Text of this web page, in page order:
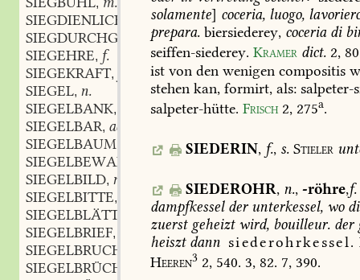
,
SIEGDIENLICH
adj.
SIEGDURCHGLÜHT,adj.
SIEGEHRE, f.
SIEGEKRAFT,
SIEGEL, n.
SIEGELBANK,
SIEGELBAR, adj.
SIEGELBAUM
SIEGELBEWAHRER
m.
SIEGELBILD, n.
SIEGELBITTE,
SIEGELBLÄTTLEIN
,n.
SIEGELBRIEF,
SIEGELBRUCH
SIEGELBRÜCHIG
adj.
solamente] coceria, luogo,
prepara. biersiederey, coceriadi
seiffen-siederey. Kramer dict. 2,
ist von den wenigen compositis
stehen kan, formirt, als: salpeter-
salpeter-hütte. Frisch 2, 275a.
SIEDERIN, f., s. Stieler
SIEDEROHR, n., -röhre,f.
dampfkesselderunterkessel, wo
zuerstgeheiztwird, bouilleur. der
heisztdann siederohrkessel.
Heeren3 2, 540. 3, 82. 7, 390.